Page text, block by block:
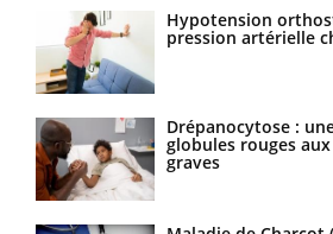
Hypotension
pression artérielle
Drépanocytose :
globules rouges
graves